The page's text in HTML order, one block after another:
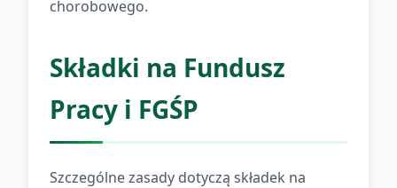
chorobowego.
Składki na Fundusz
Pracy i FGŚP
Szczególne zasady dotyczą składek na